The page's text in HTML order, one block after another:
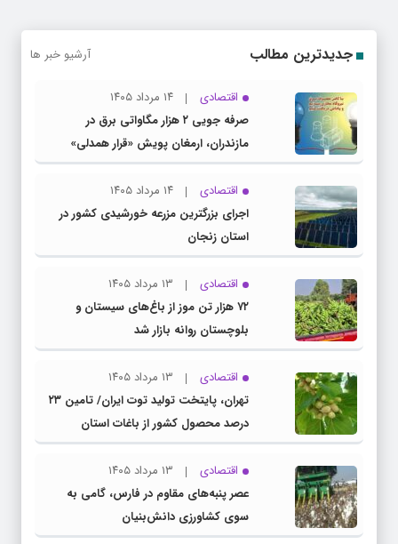
جدیدترین مطالب آرشیو خبر ها
اقتصادی
۱۴ مرداد ۱۴۰۵
صرفه جویی ۲ هزار مگاواتی برق در
مازندران، ارمغان پویش «قرار همدلی»
اقتصادی
۱۴ مرداد ۱۴۰۵
اجرای بزرگترین مزرعه خورشیدی کشور در
استان زنجان
اقتصادی
۱۳ مرداد ۱۴۰۵
۷۲ هزار تن موز از باغ‌های سیستان و
بلوچستان روانه بازار شد
اقتصادی
۱۳ مرداد ۱۴۰۵
تهران، پایتخت تولید توت ایران/ تامین ۲۳
درصد محصول کشور از باغات استان
اقتصادی
۱۳ مرداد ۱۴۰۵
عصر پنبه‌های مقاوم در فارس، گامی به
سوی کشاورزی دانش‌بنیان